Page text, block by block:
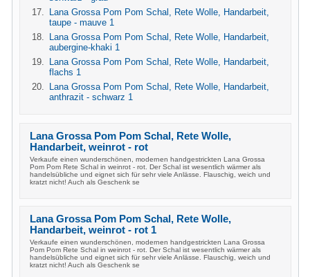
Lana Grossa Pom Pom Schal, Rete Wolle, Handarbeit,
taupe - mauve 1
Lana Grossa Pom Pom Schal, Rete Wolle, Handarbeit,
aubergine-khaki 1
Lana Grossa Pom Pom Schal, Rete Wolle, Handarbeit,
flachs 1
Lana Grossa Pom Pom Schal, Rete Wolle, Handarbeit,
anthrazit - schwarz 1
Lana Grossa Pom Pom Schal, Rete Wolle,
Handarbeit, weinrot - rot
Verkaufe einen wunderschönen, modernen handgestrickten Lana Grossa
Pom Pom Rete Schal in weinrot - rot. Der Schal ist wesentlich wärmer als
handelsübliche und eignet sich für sehr viele Anlässe. Flauschig, weich und
kratzt nicht! Auch als Geschenk se
Lana Grossa Pom Pom Schal, Rete Wolle,
Handarbeit, weinrot - rot 1
Verkaufe einen wunderschönen, modernen handgestrickten Lana Grossa
Pom Pom Rete Schal in weinrot - rot. Der Schal ist wesentlich wärmer als
handelsübliche und eignet sich für sehr viele Anlässe. Flauschig, weich und
kratzt nicht! Auch als Geschenk se